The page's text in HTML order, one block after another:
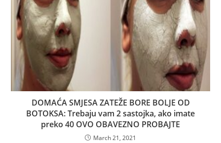
DOMAĆA SMJESA ZATEŽE BORE BOLJE OD
BOTOKSA: Trebaju vam 2 sastojka, ako imate
preko 40 OVO OBAVEZNO PROBAJTE
March 21, 2021